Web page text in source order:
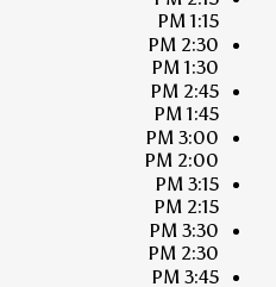
1:15 PM
2:30 PM
1:30 PM
2:45 PM
1:45 PM
3:00 PM
2:00 PM
3:15 PM
2:15 PM
3:30 PM
2:30 PM
3:45 PM